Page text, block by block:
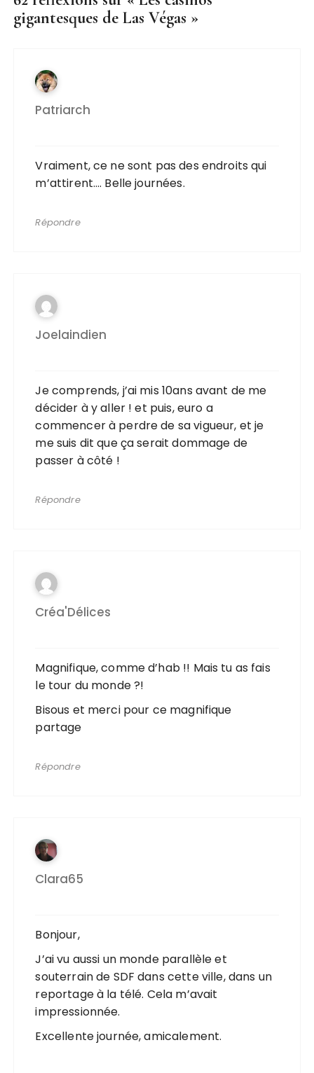
gigantesques de Las Végas »
Patriarch
Vraiment, ce ne sont pas des endroits qui
m’attirent…. Belle journées.
Répondre
Joelaindien
Je comprends, j’ai mis 10ans avant de me
décider à y aller ! et puis, euro a
commencer à perdre de sa vigueur, et je
me suis dit que ça serait dommage de
passer à côté !
Répondre
Créa'Délices
Magnifique, comme d’hab !! Mais tu as fais
le tour du monde ?!
Bisous et merci pour ce magnifique
partage
Répondre
Clara65
Bonjour,
J’ai vu aussi un monde parallèle et
souterrain de SDF dans cette ville, dans un
reportage à la télé. Cela m’avait
impressionnée.
Excellente journée, amicalement.